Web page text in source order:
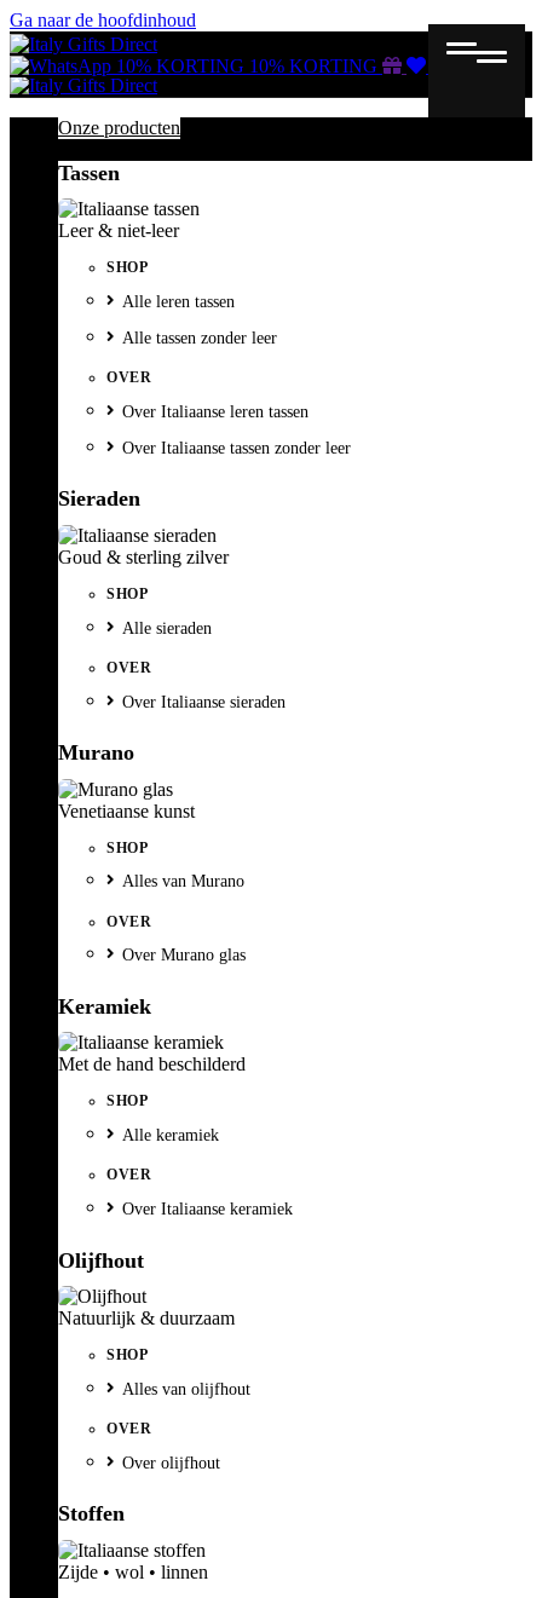
Ga naar de hoofdinhoud
10% KORTING 10% KORTING Gutscheine
Wunschliste
Warenkorb
Onze producten
Tassen
Leer & niet-leer
SHOP
Alle leren tassen
Alle tassen zonder leer
OVER
Over Italiaanse leren tassen
Over Italiaanse tassen zonder leer
Sieraden
Goud & sterling zilver
SHOP
Alle sieraden
OVER
Over Italiaanse sieraden
Murano
Venetiaanse kunst
SHOP
Alles van Murano
OVER
Over Murano glas
Keramiek
Met de hand beschilderd
SHOP
Alle keramiek
OVER
Over Italiaanse keramiek
Olijfhout
Natuurlijk & duurzaam
SHOP
Alles van olijfhout
OVER
Over olijfhout
Stoffen
Zijde • wol • linnen